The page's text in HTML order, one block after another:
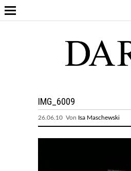
IMG_6009
26.06.10 Von Isa Maschewski